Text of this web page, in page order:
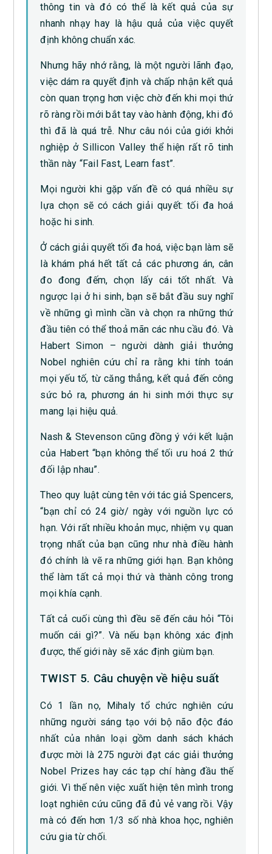
thông tin và đó có thể là kết quả của sự
nhanh nhạy hay là hậu quả của việc quyết
định không chuẩn xác.
Nhưng hãy nhớ rằng, là một người lãnh đạo,
việc dám ra quyết định và chấp nhận kết quả
còn quan trọng hơn việc chờ đến khi mọi thứ
rõ ràng rồi mới bắt tay vào hành động, khi đó
thì đã là quá trễ. Như câu nói của giới khởi
nghiệp ở Sillicon Valley thể hiện rất rõ tinh
thần này “Fail Fast, Learn fast”.
Mọi người khi gặp vấn đề có quá nhiều sự
lựa chọn sẽ có cách giải quyết: tối đa hoá
hoặc hi sinh.
Ở cách giải quyết tối đa hoá, việc bạn làm sẽ
là khám phá hết tất cả các phương án, cân
đo đong đếm, chọn lấy cái tốt nhất. Và
ngược lại ở hi sinh, bạn sẽ bắt đầu suy nghĩ
về những gì mình cần và chọn ra những thứ
đầu tiên có thể thoả mãn các nhu cầu đó. Và
Habert Simon – người dành giải thưởng
Nobel nghiên cứu chỉ ra rằng khi tính toán
mọi yếu tố, từ căng thẳng, kết quả đến công
sức bỏ ra, phương án hi sinh mới thực sự
mang lại hiệu quả.
Nash & Stevenson cũng đồng ý với kết luận
của Habert “bạn không thể tối ưu hoá 2 thứ
đối lập nhau”.
Theo quy luật cùng tên với tác giả Spencers,
“bạn chỉ có 24 giờ/ ngày với nguồn lực có
hạn. Với rất nhiều khoản mục, nhiệm vụ quan
trọng nhất của bạn cũng như nhà điều hành
đó chính là vẽ ra những giới hạn. Bạn không
thể làm tất cả mọi thứ và thành công trong
mọi khía cạnh.
Tất cả cuối cùng thì đều sẽ đến câu hỏi “Tôi
muốn cái gì?”. Và nếu bạn không xác định
được, thế giới này sẽ xác định giùm bạn.
TWIST 5. Câu chuyện về hiệu suất
Có 1 lần nọ, Mihaly tổ chức nghiên cứu
những người sáng tạo với bộ não độc đáo
nhất của nhân loại gồm danh sách khách
được mời là 275 người đạt các giải thưởng
Nobel Prizes hay các tạp chí hàng đầu thế
giới. Vì thế nên việc xuất hiện tên mình trong
loạt nghiên cứu cũng đã đủ vẻ vang rồi. Vậy
mà có đến hơn 1/3 số nhà khoa học, nghiên
cứu gia từ chối.